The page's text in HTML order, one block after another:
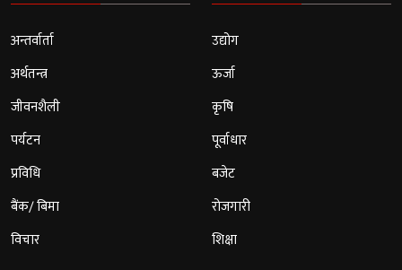
अन्तर्वार्ता
अर्थतन्त्र
जीवनशैली
पर्यटन
प्रविधि
बैंक/ बिमा
विचार
उद्योग
ऊर्जा
कृषि
पूर्वाधार
बजेट
रोजगारी
शिक्षा